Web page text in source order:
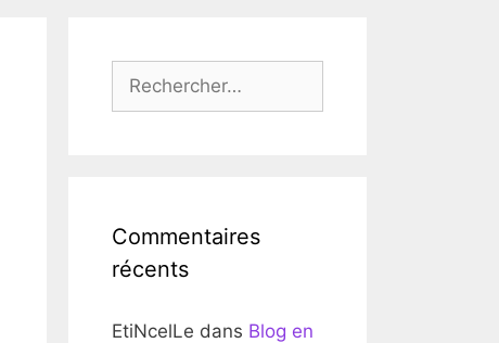
Commentaires
récents
EtiNcelLe dans Blog en